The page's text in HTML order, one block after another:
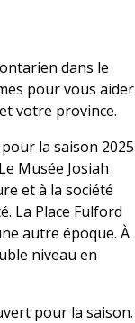
dans le
pour vous aider
votre province.
la saison 2025
Musée Josiah
et à la société
La Place Fulford
autre époque. À
niveau en
pour la saison.